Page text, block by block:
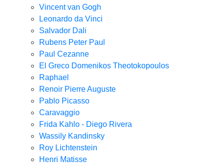
Vincent van Gogh
Leonardo da Vinci
Salvador Dali
Rubens Peter Paul
Paul Cezanne
El Greco Domenikos Theotokopoulos
Raphael
Renoir Pierre Auguste
Pablo Picasso
Caravaggio
Frida Kahlo - Diego Rivera
Wassily Kandinsky
Roy Lichtenstein
Henri Matisse